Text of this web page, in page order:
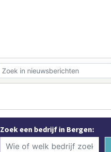
Zoek een bedrijf in Bergen: